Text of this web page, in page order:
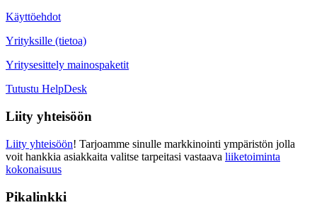
Käyttöehdot
Yrityksille (tietoa)
Yritysesittely mainospaketit
Tutustu HelpDesk
Liity yhteisöön
Liity yhteisöön! Tarjoamme sinulle markkinointi ympäristön jolla
voit hankkia asiakkaita valitse tarpeitasi vastaava liiketoiminta
kokonaisuus
Pikalinkki